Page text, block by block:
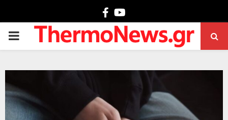
Facebook
PRIMARY